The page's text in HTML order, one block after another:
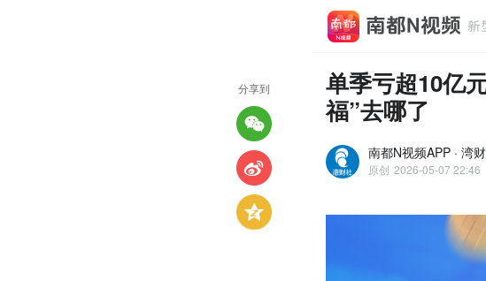
单季亏超10亿
福”去哪了
南都N视频APP · 湾
原创 2026-05-07 22:46
分享到